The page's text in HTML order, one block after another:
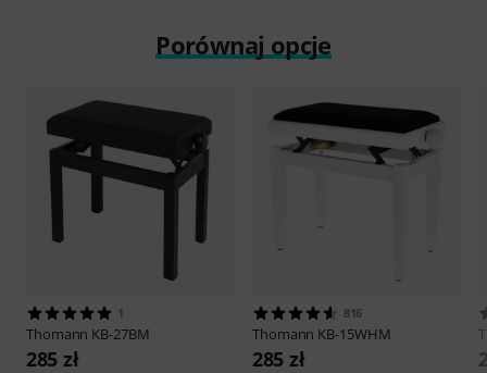
Porównaj opcje
1
Thomann KB-27BM
285 zł
816
Thomann KB-15WHM
285 zł